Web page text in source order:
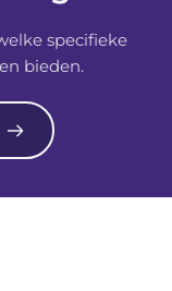
specifieke
bieden.